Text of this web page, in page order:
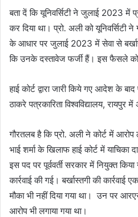
बता दें कि यूनिवर्सिटी ने जुलाई 2023 में
कर दिया था। प्रो. अली को यूनिवर्सिटी
के आधार पर जुलाई 2023 में सेवा से
कि उनके दस्तावेज फर्जी हैं। इस फैसले को
हाई कोर्ट द्वारा जारी किये गए आदेश के
ठाकरे पत्रकारिता विश्वविद्यालय, रायपुर
गौरतलब है कि प्रो. अली ने कोर्ट में
भाई शर्मा के खिलाफ हाई कोर्ट में याचिका
इस पद पर पूर्ववर्ती सरकार में नियुक्त
कार्रवाई की गई। बर्खास्तगी की
मौका भी नहीं दिया गया था। उन पर
आरोप भी लगाया गया था।